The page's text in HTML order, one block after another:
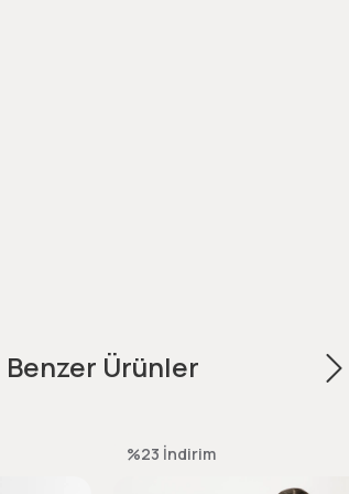
Benzer Ürünler
%23 İndirim